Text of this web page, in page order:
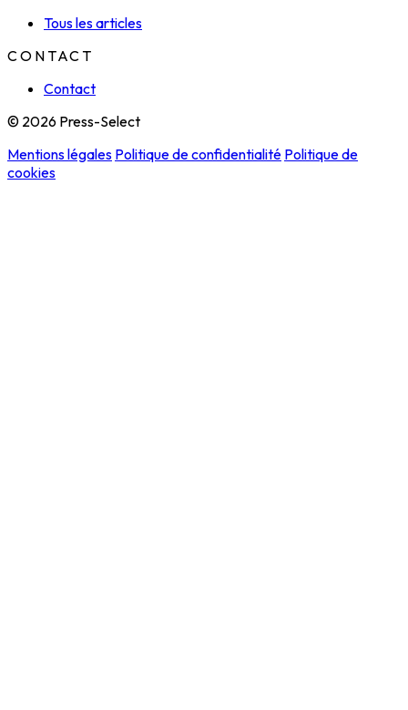
Tous les articles
CONTACT
Contact
© 2026 Press-Select
Mentions légales Politique de confidentialité Politique de
cookies